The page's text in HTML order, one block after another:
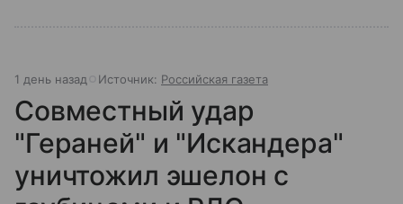
1 день назад Источник: Российская газета
Совместный удар
"Гераней" и "Искандера"
уничтожил эшелон с